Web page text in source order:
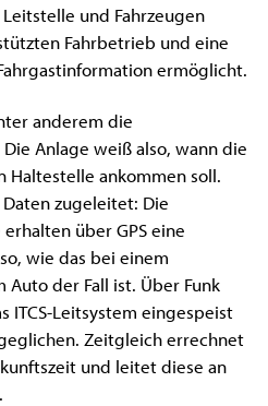
und Fahrzeugen
Fahrbetrieb und eine
ermöglicht.
anderem die
Anlage weiß also, wann die
Haltestelle ankommen soll.
zugeleitet: Die
über GPS eine
wie das bei einem
der Fall ist. Über Funk
ITCS-Leitsystem eingespeist
Zeitgleich errechnet
und leitet diese an